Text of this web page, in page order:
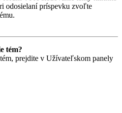
odosielaní príspevku zvoľte
tém?
prejdite v Užívateľskom panely